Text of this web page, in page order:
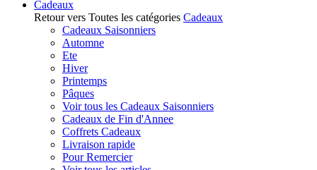
Cadeaux
Retour vers Toutes les catégories Cadeaux
Cadeaux Saisonniers
Automne
Ete
Hiver
Printemps
Pâques
Voir tous les Cadeaux Saisonniers
Cadeaux de Fin d'Annee
Coffrets Cadeaux
Livraison rapide
Pour Remercier